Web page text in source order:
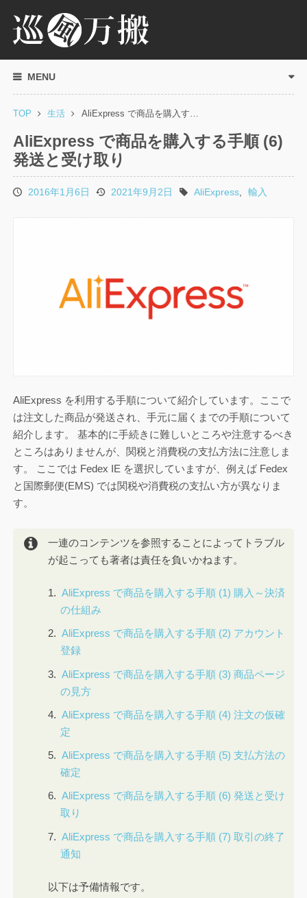
MENU
TOP 生活 AliExpress で商品を購入す…
AliExpress で商品を購入する手順 (6)
発送と受け取り
投2016年1月6日
更2021年9月2日
タAliExpress, 輸入
AliExpress を利用する手順について紹介しています。ここで
は注文した商品が発送され、手元に届くまでの手順について
紹介します。 基本的に手続きに難しいところや注意するべき
ところはありませんが、関税と消費税の支払方法に注意しま
す。 ここでは Fedex IE を選択していますが、例えば Fedex
と国際郵便(EMS) では関税や消費税の支払い方が異なりま
す。
一連のコンテンツを参照することによってトラブル
が起こっても著者は責任を負いかねます。
AliExpress で商品を購入する手順 (1) 購入～決済
の仕組み
AliExpress で商品を購入する手順 (2) アカウント
登録
AliExpress で商品を購入する手順 (3) 商品ページ
の見方
AliExpress で商品を購入する手順 (4) 注文の仮確
定
AliExpress で商品を購入する手順 (5) 支払方法の
確定
AliExpress で商品を購入する手順 (6) 発送と受け
取り
AliExpress で商品を購入する手順 (7) 取引の終了
通知
以下は予備情報です。